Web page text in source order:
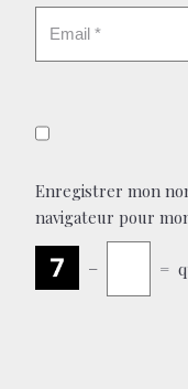
Enregistrer mon
navigateur pour
− =